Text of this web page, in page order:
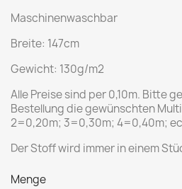
Maschinenwaschbar
Breite: 147cm
Gewicht: 130g/m2
Alle Preise sind per 0,10m. Bitte
Bestellung die gewünschten
2=0,20m; 3=0,30m; 4=0,40m;
Der Stoff wird immer in einem
Menge